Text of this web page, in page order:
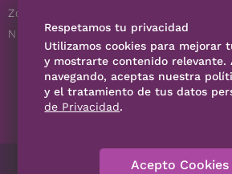
Zoociales
Nuevos Queretanos
Contáctanos Código
Respetamos tu privacidad
Utilizamos cookies para mejorar
y mostrarte contenido relevante.
navegando, aceptas nuestra
y el tratamiento de tus datos
de Privacidad.
Acepto Cookies